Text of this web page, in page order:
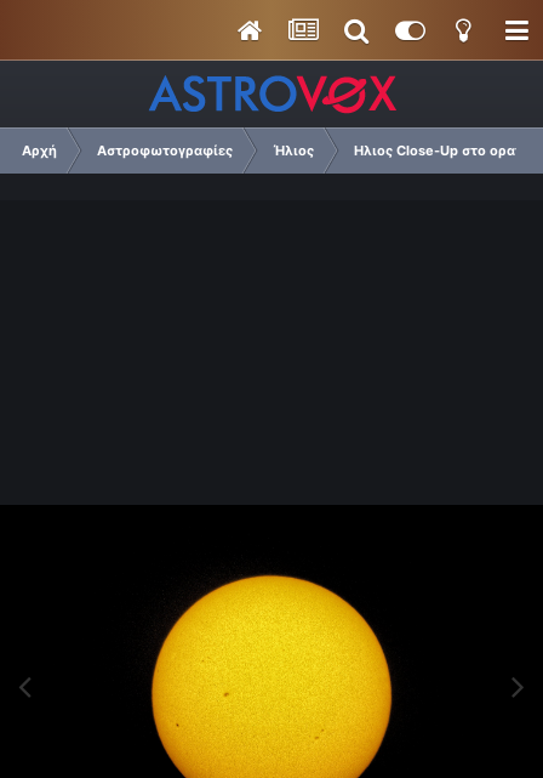
Αρχή Αστροφωτογραφίες Ήλιος Ηλιος Close-Up στο ορατό